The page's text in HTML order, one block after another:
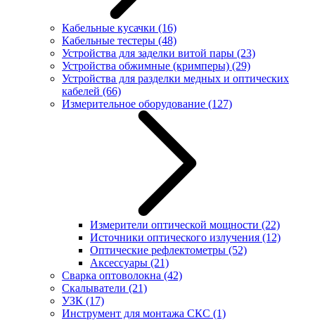
Кабельные кусачки (16)
Кабельные тестеры (48)
Устройства для заделки витой пары (23)
Устройства обжимные (кримперы) (29)
Устройства для разделки медных и оптических
кабелей (66)
Измерительное оборудование (127)
Измерители оптической мощности (22)
Источники оптического излучения (12)
Оптические рефлектометры (52)
Аксессуары (21)
Сварка оптоволокна (42)
Скалыватели (21)
УЗК (17)
Инструмент для монтажа СКС (1)